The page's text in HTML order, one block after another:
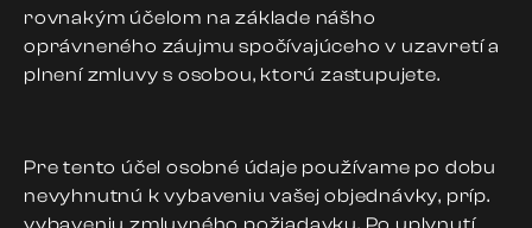
rovnakým účelom na základe nášho
oprávneného záujmu spočívajúceho v uzavretí a
plnení zmluvy s osobou, ktorú zastupujete.
Pre tento účel osobné údaje používame po dobu
nevyhnutnú k vybaveniu vašej objednávky, príp.